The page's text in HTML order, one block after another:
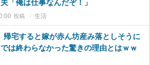
生活
帰宅すると嫁が赤ん坊産み落としそうに
は終わらなかった驚きの理由とはｗｗ